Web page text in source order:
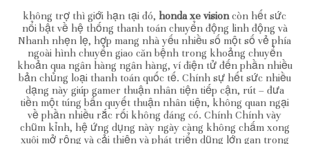
không trợ thì giới hạn tại đó, honda xe visioncòn hết sức
nổi bật về hệ thống thanh toán chuyển động linh động và
Nhanh nhẹn lẹ, hợp mang nhà yếu nhiều số một số vẻ phía
ngoài hình chuyển giao căn bệnh trong khoảng chuyển
khoản qua ngân hàng ngân hàng, ví điện tử đến phần nhiều
bản chủng loại thanh toán quốc tế. Chính sự hết sức nhiều
dạng này giúp gamer thuận nhân tiện tiếp cận, rút – đưa
tiền một túng bấn quyết thuận nhân tiện, không quan ngại
về phần nhiều rắc rối không đáng có. Chính Chính vày
chũm kỉnh, hệ ứng dụng này ngày càng không chấm xong
xuôi mở rộng và cải thiện và phát triển dũng lớn gan trong